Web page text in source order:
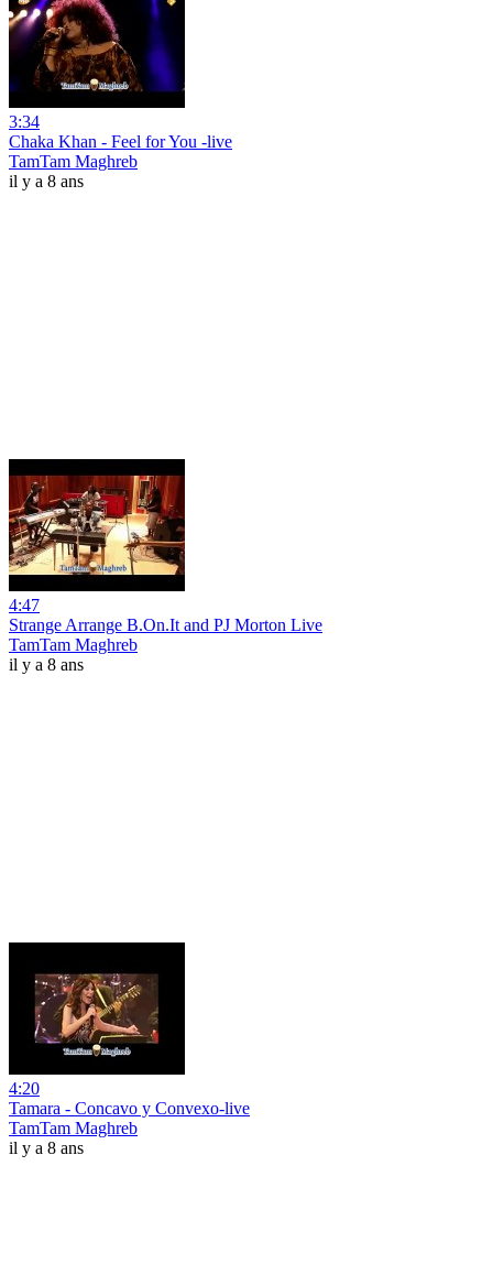
3:34
Chaka Khan - Feel for You -live
TamTam Maghreb
il y a 8 ans
4:47
Strange Arrange B.On.It and PJ Morton Live
TamTam Maghreb
il y a 8 ans
4:20
Tamara - Concavo y Convexo-live
TamTam Maghreb
il y a 8 ans